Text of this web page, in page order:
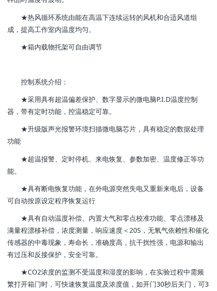
★热风循环系统由能在高温下连续运转的风机和合适风道组
成，提高工作室内温度均匀。
★箱内载物托架可自由调节
控制系统介绍：
★采用具有超温偏差保护、数字显示的微电脑P.I.D温度控制
器，带有定时功能，控温稳定可靠。
★升级版声光报警环境扫描微电脑芯片，具有稳定的数据处理
功能
★超温报警、定时停机、来电恢复、参数加密、温度修正等功
能。
★具有断电恢复功能，在外电源突然失电又重新来电后，设备
可自动按原设定程序恢复运行
★具有自动温度补偿、内置大气和零点校准功能、零点漂移及
满量程漂移补偿，浓度测量，响应速度＜20S，无氧气依赖性和催化
传感器的中毒现象，寿命长，准确度高，抗干扰性强，电源和输出
有过压和反接保护，安全可靠。
★CO2浓度的监测不受温度和湿度的影响，在实验过程中需频
繁打开箱门时，可快速恢复温度及浓度值，如开门30秒后关门，可3